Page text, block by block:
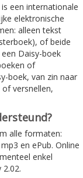
een internationale
elektronische
alleen tekst
of beide
Daisy-boek
of
boek, van zin naar
versnellen,
alle formaten:
en ePub. Online
enkel